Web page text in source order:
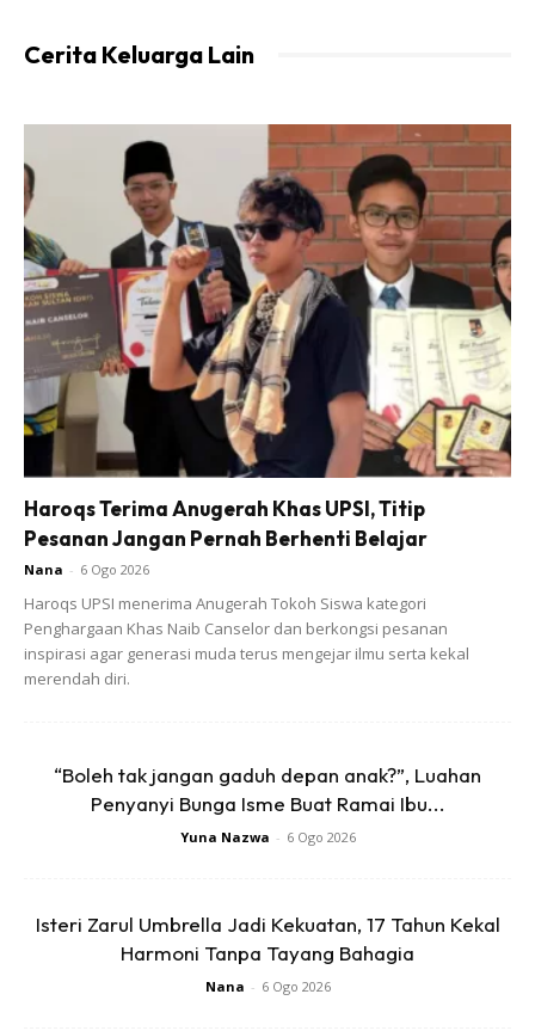
Saya merupakan peminat rock melon. Jadi saya cuba
menanam rock melon di tepi rumah. Permulaanya saya
beli buah rock melon jenis Hami, China untuk dimakan.
Buah jenis Hami, berbentuk lonjong. Berikut apa yang
saya lakukan.
1)Biji rock melon saya keringkan dan dijadikan biji benih.
Ads
2) Setelah kering, saya semai didalam cocopeat. 10 hari
Cerita Keluarga Lain
Haroqs Terima Anugerah Khas UPSI, Titip
Pesanan Jangan Pernah Berhenti Belajar
Nana - 6 Ogo 2026
Haroqs UPSI menerima Anugerah Tokoh Siswa kategori
Penghargaan Khas Naib Canselor dan berkongsi pesanan
inspirasi agar generasi muda terus mengejar ilmu serta kekal
merendah diri.
“Boleh tak jangan gaduh depan anak?”, Luahan
Penyanyi Bunga Isme Buat Ramai Ibu...
Yuna Nazwa - 6 Ogo 2026
Isteri Zarul Umbrella Jadi Kekuatan, 17 Tahun Kekal
Harmoni Tanpa Tayang Bahagia
Nana - 6 Ogo 2026